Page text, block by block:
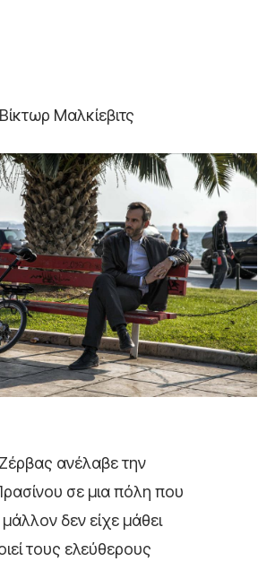
Μαλκίεβιτς
ανέλαβε την
σε μια πόλη που
δεν είχε μάθει
τους ελεύθερους